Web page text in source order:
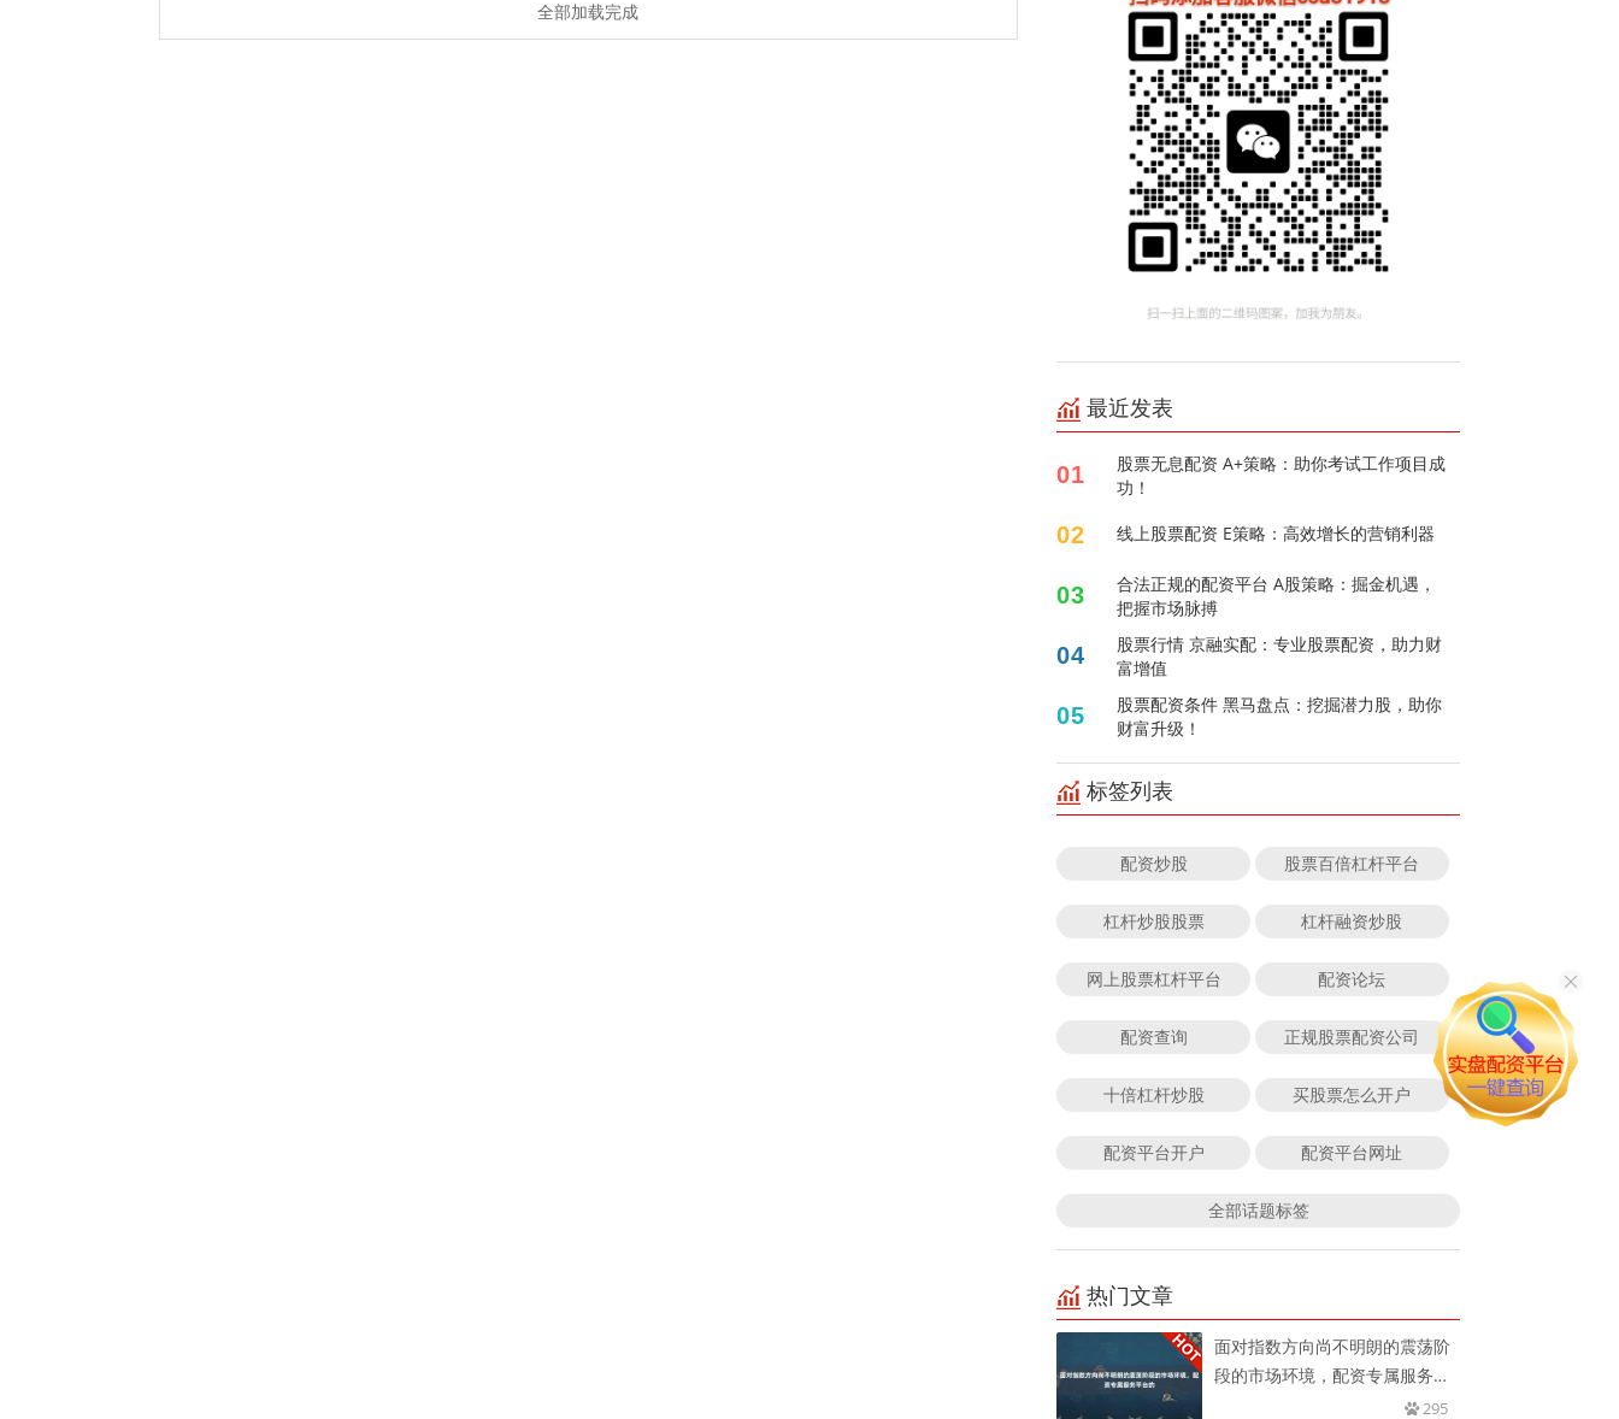
全部加载完成
最近发表
01
股票无息配资 A+策略：助你考试工作项目成
功！
02 线上股票配资 E策略：高效增长的营销利器
03
合法正规的配资平台 A股策略：掘金机遇，
把握市场脉搏
04
股票行情 京融实配：专业股票配资，助力财
富增值
05
股票配资条件 黑马盘点：挖掘潜力股，助你
财富升级！
标签列表
配资炒股 股票百倍杠杆平台
杠杆炒股股票 杠杆融资炒股
网上股票杠杆平台 配资论坛
配资查询 正规股票配资公司
十倍杠杆炒股 买股票怎么开户
配资平台开户 配资平台网址
全部话题标签
热门文章
面对指数方向尚不明朗的震荡阶
段的市场环境，配资专属服务平
295